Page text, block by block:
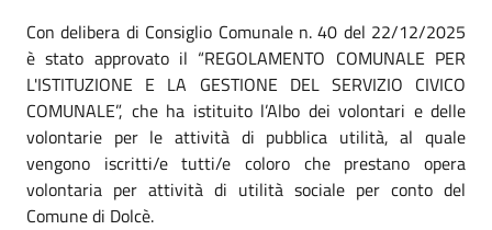
Con delibera di Consiglio Comunale n. 40 del 22/12/2025
è stato approvato il “REGOLAMENTO COMUNALE PER
L'ISTITUZIONE E LA GESTIONE DEL SERVIZIO CIVICO
COMUNALE”, che ha istituito l’Albo dei volontari e delle
volontarie per le attività di pubblica utilità, al quale
vengono iscritti/e tutti/e coloro che prestano opera
volontaria per attività di utilità sociale per conto del
Comune di Dolcè.